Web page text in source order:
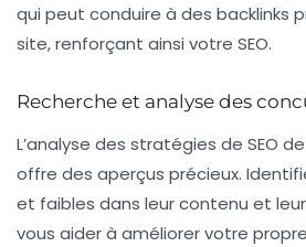
qui peut conduire à des backlinks
site, renforçant ainsi votre SEO.
Recherche et analyse des
L’analyse des stratégies de SEO
offre des aperçus précieux.
et faibles dans leur contenu et
vous aider à améliorer votre